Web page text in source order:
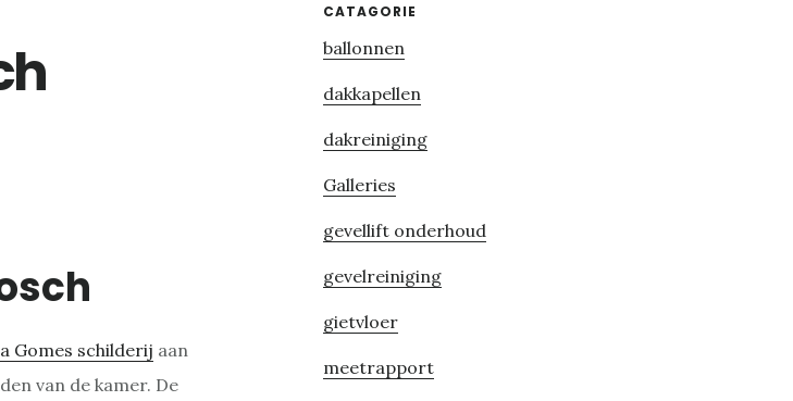
Gomes schilderij aan
van de kamer. De
Primary
Sidebar
CATAGORIE
ballonnen
dakkapellen
dakreiniging
Galleries
gevellift onderhoud
gevelreiniging
gietvloer
meetrapport